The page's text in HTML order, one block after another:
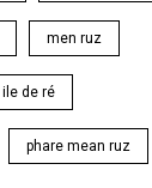
men ruz
ile de ré
phare mean ruz